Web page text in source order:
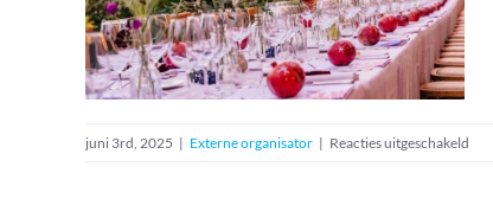
Judith Smals
juni 3rd, 2025 | Externe organisator | Reacties uitgeschakeld